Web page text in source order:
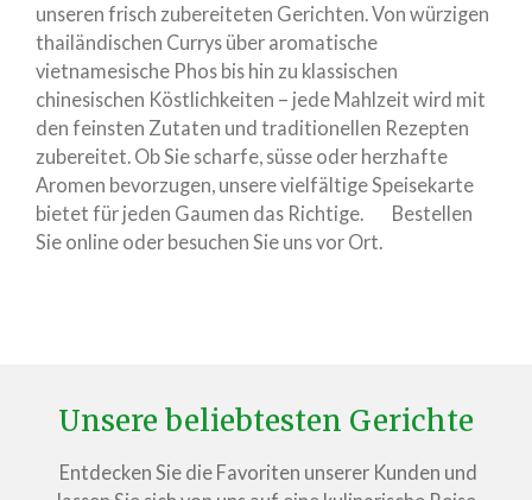
unseren frisch zubereiteten Gerichten. Von würzigen
thailändischen Currys über aromatische
vietnamesische Phos bis hin zu klassischen
chinesischen Köstlichkeiten – jede Mahlzeit wird mit
den feinsten Zutaten und traditionellen Rezepten
zubereitet. Ob Sie scharfe, süsse oder herzhafte
Aromen bevorzugen, unsere vielfältige Speisekarte
bietet für jeden Gaumen das Richtige. Bestellen
Sie online oder besuchen Sie uns vor Ort.
Unsere beliebtesten Gerichte
Entdecken Sie die Favoriten unserer Kunden und